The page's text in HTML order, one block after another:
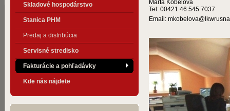
Skladové hospodárstvo
Stanica PHM
Predaj a distribúcia
Servisné stredisko
Fakturácie a pohľadávky
Kde nás nájdete
Marta Kobelová
Tel: 00421 46 545 7037
Email: